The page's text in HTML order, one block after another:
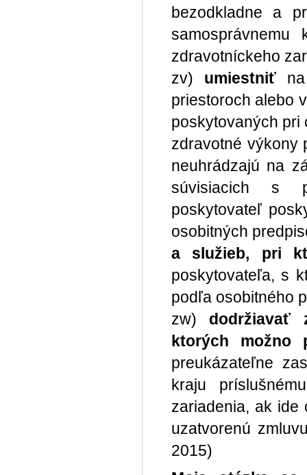
bezodkladne a
samosprávnemu
zdravotníckeho
zv) umiestniť
priestoroch alebo
poskytovaných pri
zdravotné výkony
neuhrádzajú na
súvisiacich s
poskytovateľ
osobitných
a služieb, pri
poskytovateľa, s
podľa osobitného
zw) dodržiavať
ktorých možno
preukázateľne
kraju
zariadenia, ak ide
uzatvorenú
2015)